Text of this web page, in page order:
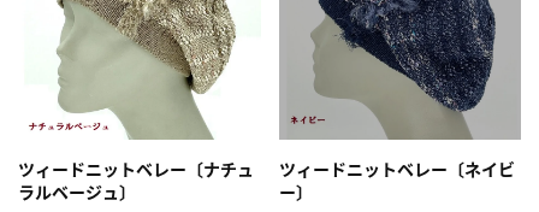
ツィードニットベレー〔ナチュ
ラルベージュ〕
ツィードニットベレー〔ネイビ
ー〕